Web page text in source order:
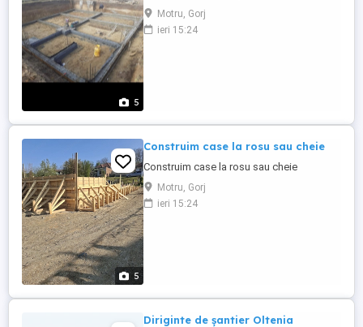
5
Motru, Gorj
ieri 15:24
5
Construim case la rosu sau cheie
Construim case la rosu sau cheie
Motru, Gorj
ieri 15:24
Diriginte de șantier Oltenia